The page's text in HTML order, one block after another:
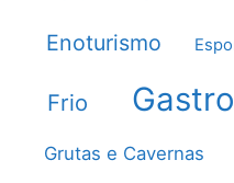
Enoturismo
Frio
Grutas e Cavernas